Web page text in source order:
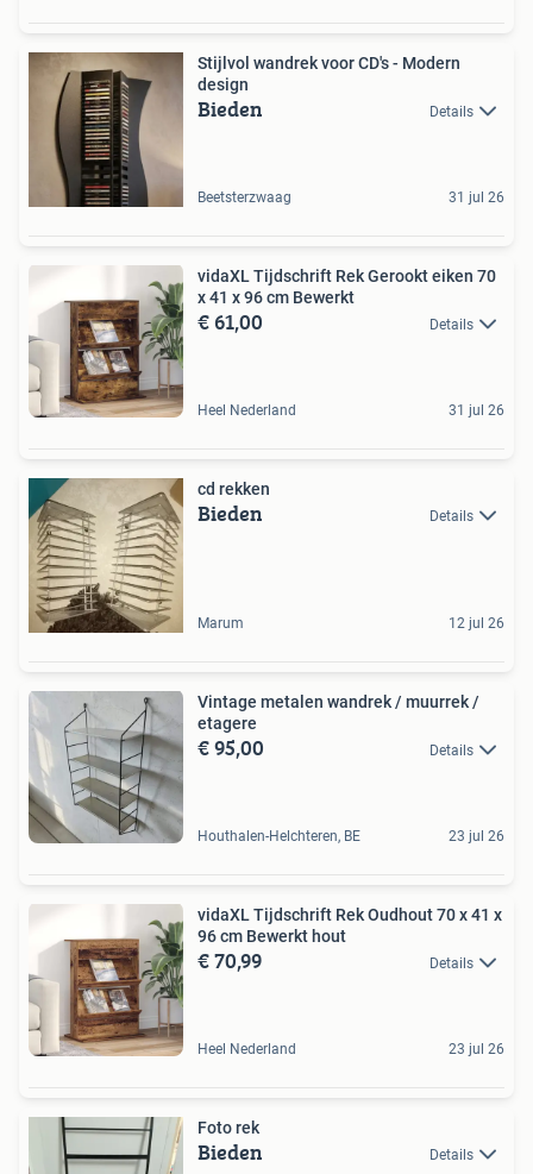
Stijlvol wandrek voor CD's - Modern
design
Bieden Details
Beetsterzwaag 31 jul 26
vidaXL Tijdschrift Rek Gerookt eiken 70
x 41 x 96 cm Bewerkt
€ 61,00 Details
Heel Nederland 31 jul 26
cd rekken
Bieden Details
Marum 12 jul 26
Vintage metalen wandrek / muurrek /
etagere
€ 95,00 Details
Houthalen-Helchteren, BE 23 jul 26
vidaXL Tijdschrift Rek Oudhout 70 x 41 x
96 cm Bewerkt hout
€ 70,99 Details
Heel Nederland 23 jul 26
Foto rek
Bieden Details